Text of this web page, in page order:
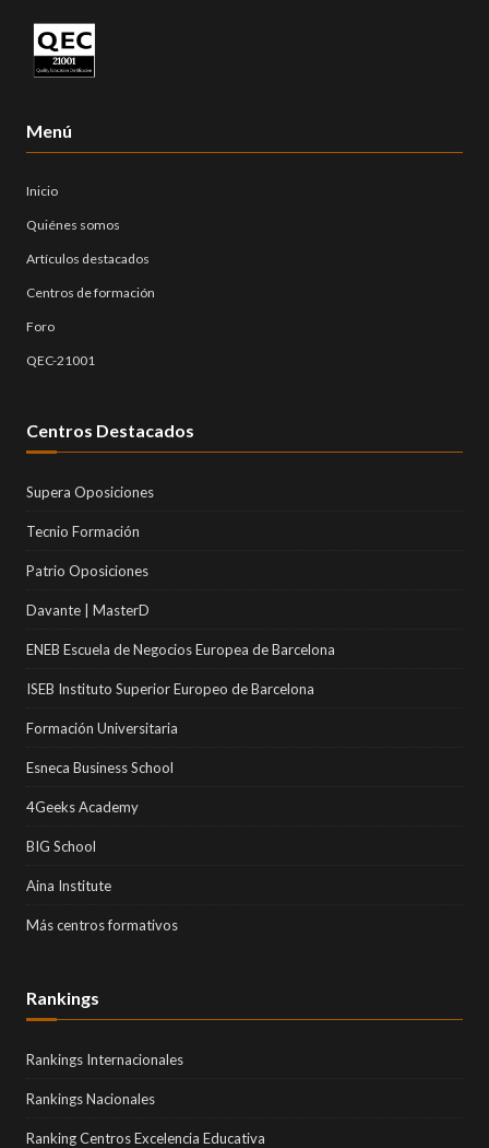
Menú
Inicio
Quiénes somos
Artículos destacados
Centros de formación
Foro
QEC-21001
Centros Destacados
Supera Oposiciones
Tecnio Formación
Patrio Oposiciones
Davante | MasterD
ENEB Escuela de Negocios Europea de Barcelona
ISEB Instituto Superior Europeo de Barcelona
Formación Universitaria
Esneca Business School
4Geeks Academy
BIG School
Aina Institute
Más centros formativos
Rankings
Rankings Internacionales
Rankings Nacionales
Ranking Centros Excelencia Educativa